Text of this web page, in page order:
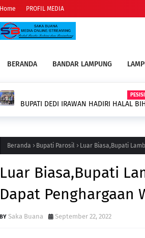
Home PROFIL MEDIA
BERANDA BANDAR LAMPUNG
BUPATI DEDI IRAWAN HADIRI HALAL
Beranda Bupati Parosil Luar Biasa,Bupati
Luar Biasa,Bupati
Dapat Penghargaan
Saka Buana September 22, 2022